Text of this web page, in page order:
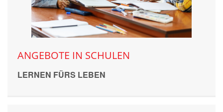
ANGEBOTE IN SCHULEN
LERNEN FÜRS LEBEN